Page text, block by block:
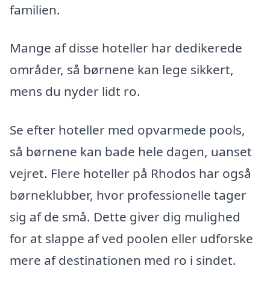
familien.
Mange af disse hoteller har dedikerede
områder, så børnene kan lege sikkert,
mens du nyder lidt ro.
Se efter hoteller med opvarmede pools,
så børnene kan bade hele dagen, uanset
vejret. Flere hoteller på Rhodos har også
børneklubber, hvor professionelle tager
sig af de små. Dette giver dig mulighed
for at slappe af ved poolen eller udforske
mere af destinationen med ro i sindet.